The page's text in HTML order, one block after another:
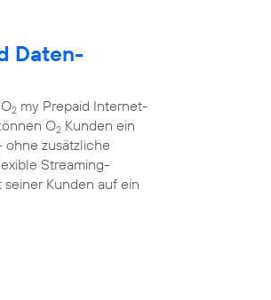
Daten-
2 my Prepaid Internet-
O2 Kunden ein
ohne zusätzliche
Streaming-
Kunden auf ein